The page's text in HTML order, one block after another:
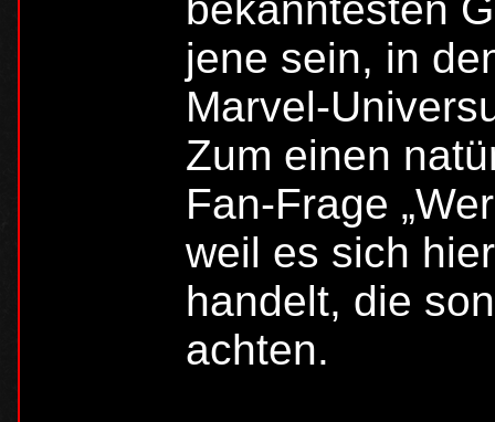
jene sein, in
Marvel-
Zum einen
Fan-Frage
weil es sich
handelt, die
achten.